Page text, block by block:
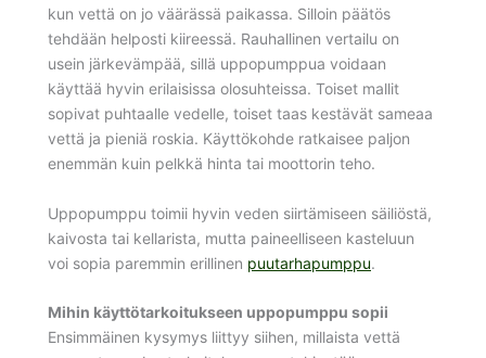
kun vettä on jo väärässä paikassa. Silloin päätös
tehdään helposti kiireessä. Rauhallinen vertailu on
usein järkevämpää, sillä uppopumppua voidaan
käyttää hyvin erilaisissa olosuhteissa. Toiset mallit
sopivat puhtaalle vedelle, toiset taas kestävät sameaa
vettä ja pieniä roskia. Käyttökohde ratkaisee paljon
enemmän kuin pelkkä hinta tai moottorin teho.
Uppopumppu toimii hyvin veden siirtämiseen säiliöstä,
kaivosta tai kellarista, mutta paineelliseen kasteluun
voi sopia paremmin erillinen puutarhapumppu.
Mihin käyttötarkoitukseen uppopumppu sopii
Ensimmäinen kysymys liittyy siihen, millaista vettä